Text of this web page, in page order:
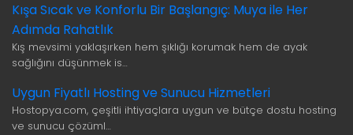
Kışa Sıcak ve Konforlu Bir Başlangıç: Muya ile Her
Adımda Rahatlık
Kış mevsimi yaklaşırken hem şıklığı korumak hem de ayak
sağlığını düşünmek is…
Uygun Fiyatlı Hosting ve Sunucu Hizmetleri
Hostopya.com, çeşitli ihtiyaçlara uygun ve bütçe dostu hosting
ve sunucu çözüml…